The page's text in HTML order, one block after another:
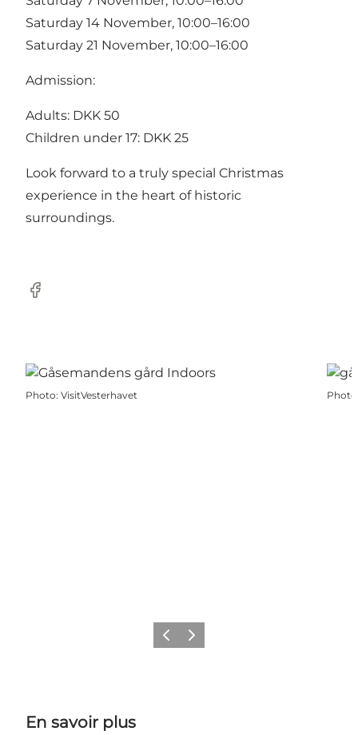
Saturday 14 November, 10:00–16:00
Saturday 21 November, 10:00–16:00
Admission:
Adults: DKK 50
Children under 17: DKK 25
Look forward to a truly special Christmas
experience in the heart of historic
surroundings.
Facebook
Photo: VisitVesterhavet Photo
PrécédentSuivant
En savoir plus